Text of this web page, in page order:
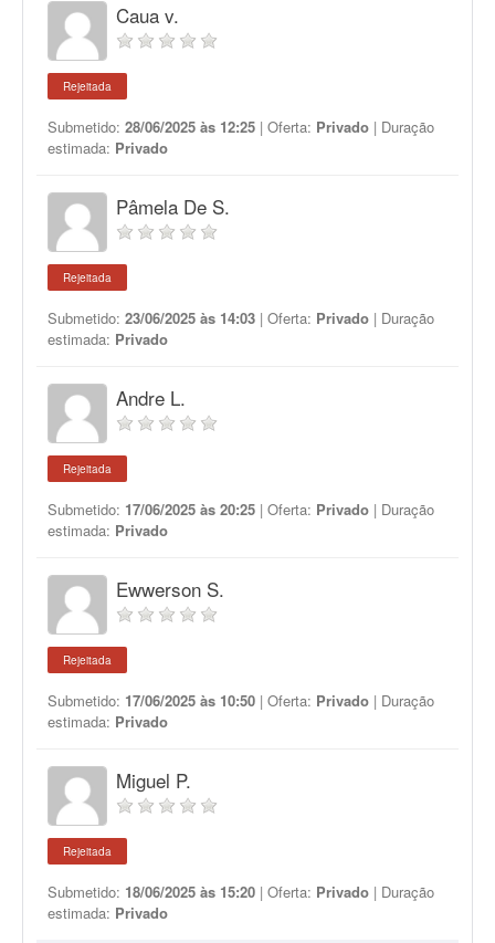
Caua v.
Rejeitada
Submetido: 28/06/2025 às 12:25 | Oferta: Privado | Duração
estimada: Privado
Pâmela De S.
Rejeitada
Submetido: 23/06/2025 às 14:03 | Oferta: Privado | Duração
estimada: Privado
Andre L.
Rejeitada
Submetido: 17/06/2025 às 20:25 | Oferta: Privado | Duração
estimada: Privado
Ewwerson S.
Rejeitada
Submetido: 17/06/2025 às 10:50 | Oferta: Privado | Duração
estimada: Privado
Miguel P.
Rejeitada
Submetido: 18/06/2025 às 15:20 | Oferta: Privado | Duração
estimada: Privado